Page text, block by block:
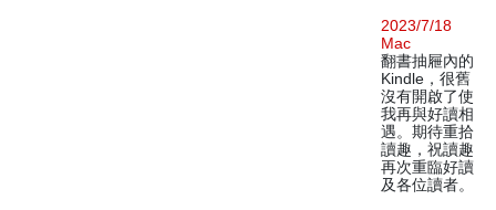
2023/7/18
Mac
翻書抽屜內的
Kindle，很舊
沒有開啟了使
我再與好讀相
遇。期待重拾
讀趣，祝讀趣
再次重臨好讀
及各位讀者。